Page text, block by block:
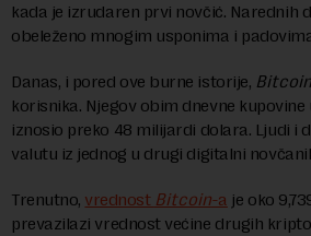
kada je izrudaren prvi novčić. Narednih
obeleženo mnogim usponima i
Danas, i pored ove burne istorije, Bitcoin
korisnika. Njegov obim dnevne
iznosio preko 48 milijardi dolara. Ljudi i
valutu iz jednog u drugi digitalni
Trenutno, vrednost Bitcoin-a je oko
prevazilazi vrednost većine drugih